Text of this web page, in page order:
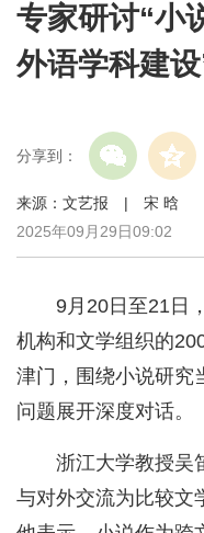
专家研讨“小
外语学科建设
分享到：
来源：文艺报 | 宋 晗
2025年09月29日09:02
9月20日至21日
机构和文学组织的
津门，围绕小说研究
问题展开深度对话。
浙江大学教授吴
与对外交流为比较文